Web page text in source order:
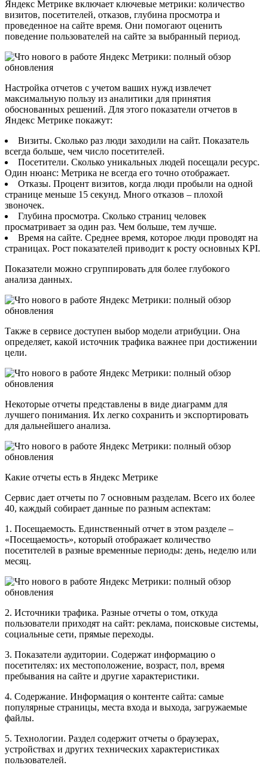
Яндекс Метрике включает ключевые метрики: количество
визитов, посетителей, отказов, глубина просмотра и
проведенное на сайте время. Они помогают оценить
поведение пользователей на сайте за выбранный период.
Настройка отчетов с учетом ваших нужд извлечет
максимальную пользу из аналитики для принятия
обоснованных решений. Для этого показатели отчетов в
Яндекс Метрике покажут:
Визиты. Сколько раз люди заходили на сайт. Показатель
всегда больше, чем число посетителей.
Посетители. Сколько уникальных людей посещали ресурс.
Один нюанс: Метрика не всегда его точно отображает.
Отказы. Процент визитов, когда люди пробыли на одной
странице меньше 15 секунд. Много отказов – плохой
звоночек.
Глубина просмотра. Сколько страниц человек
просматривает за один раз. Чем больше, тем лучше.
Время на сайте. Среднее время, которое люди проводят на
страницах. Рост показателей приводит к росту основных KPI.
Показатели можно сгруппировать для более глубокого
анализа данных.
Также в сервисе доступен выбор модели атрибуции. Она
определяет, какой источник трафика важнее при достижении
цели.
Некоторые отчеты представлены в виде диаграмм для
лучшего понимания. Их легко сохранить и экспортировать
для дальнейшего анализа.
Какие отчеты есть в Яндекс Метрике
Сервис дает отчеты по 7 основным разделам. Всего их более
40, каждый собирает данные по разным аспектам:
1. Посещаемость. Единственный отчет в этом разделе –
«Посещаемость», который отображает количество
посетителей в разные временные периоды: день, неделю или
месяц.
2. Источники трафика. Разные отчеты о том, откуда
пользователи приходят на сайт: реклама, поисковые системы,
социальные сети, прямые переходы.
3. Показатели аудитории. Содержат информацию о
посетителях: их местоположение, возраст, пол, время
пребывания на сайте и другие характеристики.
4. Содержание. Информация о контенте сайта: самые
популярные страницы, места входа и выхода, загружаемые
файлы.
5. Технологии. Раздел содержит отчеты о браузерах,
устройствах и других технических характеристиках
пользователей.